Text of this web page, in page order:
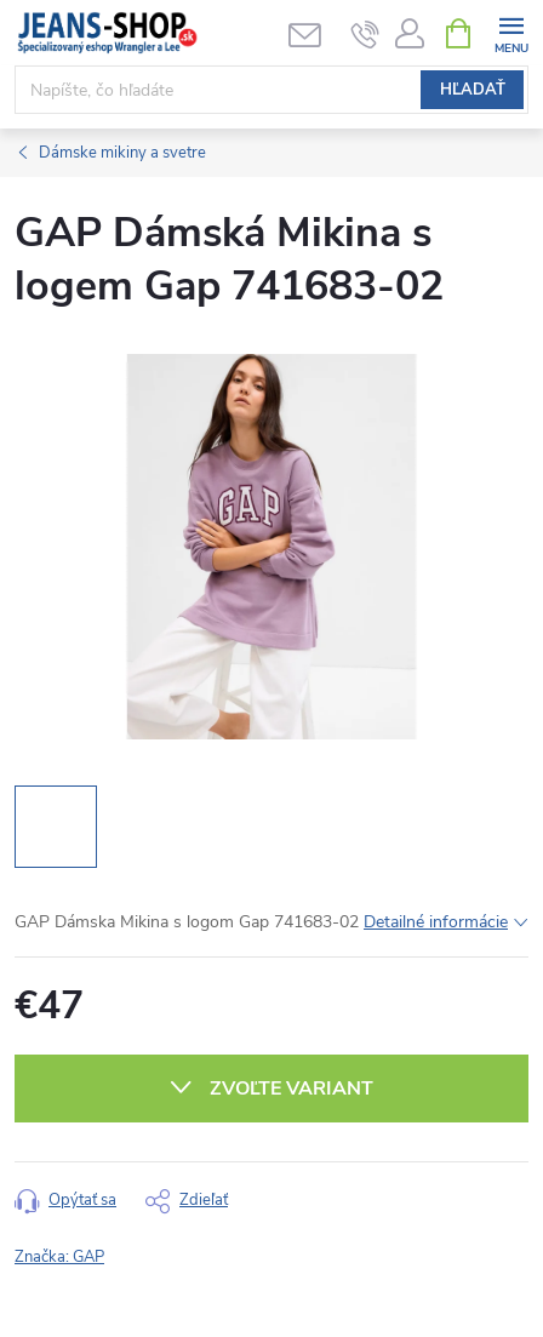
Prejsť
obsah
HĽADAŤ
KOŠÍK
Dámske mikiny a svetre
GAP Dámská Mikina s
logem Gap 741683-02
GAP Dámska Mikina s logom Gap 741683-02 Detailné informácie
€47
ZVOĽTE VARIANT
Opýtať sa Zdieľať
Značka:GAP